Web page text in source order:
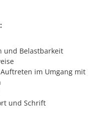
und Belastbarkeit
im Umgang mit
und Schrift